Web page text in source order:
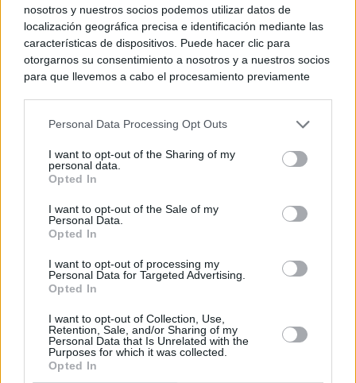
nosotros y nuestros socios podemos utilizar datos de
localización geográfica precisa e identificación mediante las
características de dispositivos. Puede hacer clic para
otorgarnos su consentimiento a nosotros y a nuestros socios
para que llevemos a cabo el procesamiento previamente
negar su consentimiento. Tenga en cuenta que algún
de su consentimiento, pero usted tiene el derecho de
rechazar tal procesamiento. Sus preferencias se aplicarán
cualquier momento entrando de nuevo en este sitio web o
visitando nuestra política de privacidad.
Personal Data Processing Opt Outs
I want to opt-out of the Sharing of my
personal data.
Opted In
I want to opt-out of the Sale of my
Personal Data.
Opted In
I want to opt-out of processing my
Personal Data for Targeted Advertising.
Opted In
I want to opt-out of Collection, Use,
Retention, Sale, and/or Sharing of my
Personal Data that Is Unrelated with the
Purposes for which it was collected.
Opted In